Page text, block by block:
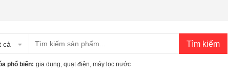
cả Tìm kiếm
phổ biến: gia dụng, quạt điện, máy lọc nước